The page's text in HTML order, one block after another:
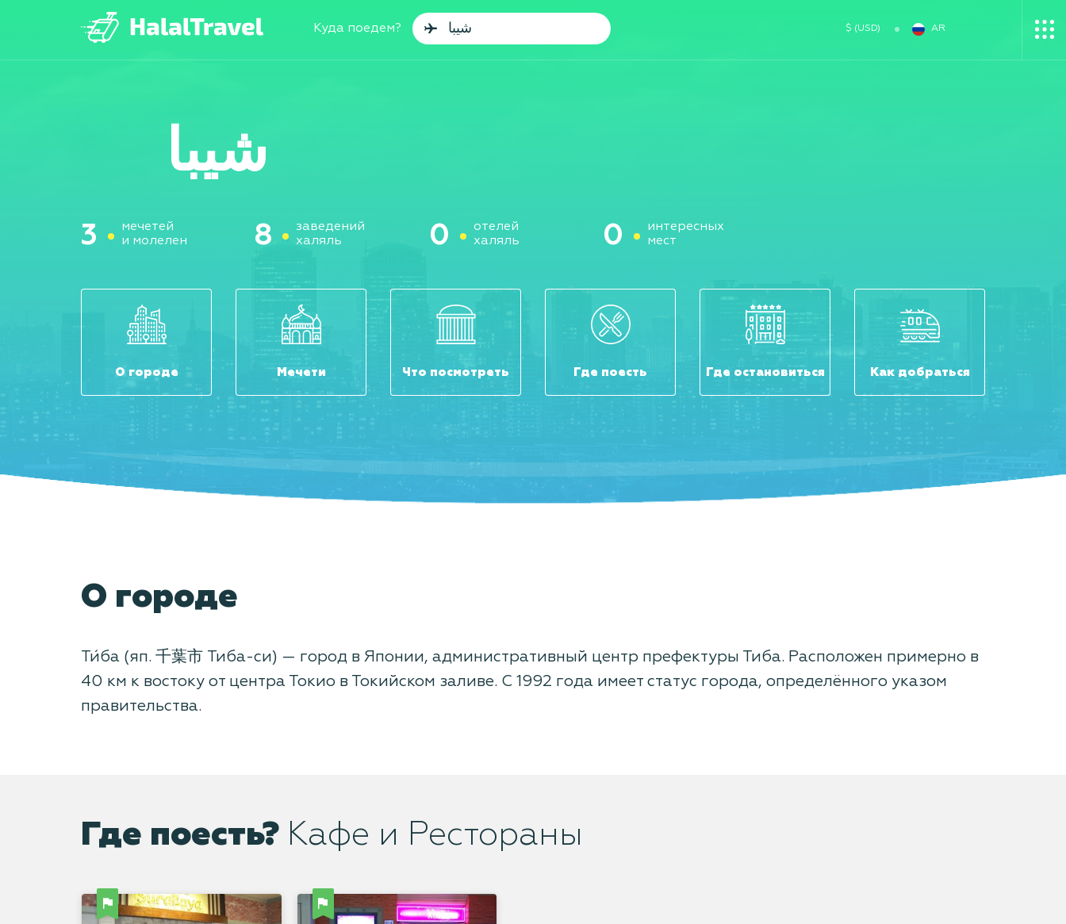
Куда поедем? AR
$ (USD)
شيبا
3
мечетей
и молелен
8
заведений
халяль
0
отелей
халяль
0
интересных
мест
О городе Мечети Что посмотреть Где поесть Где остановиться Как добраться
О городе
Ти́ба (яп. 千葉市 Тиба-си) — город в Японии, административный центр префектуры Тиба. Расположен примерно в
40 км к востоку от центра Токио в Токийском заливе. С 1992 года имеет статус города, определённого указом
правительства.
Где поесть? Кафе и Рестораны